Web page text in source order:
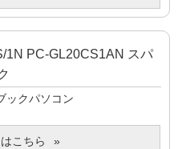
1N PC-GL20CS1AN スパ
ックパソコン
こちら